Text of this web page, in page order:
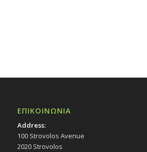
ΕΠΙΚΟΙΝΩΝΙΑ
Address:
100 Strovolos Avenue
2020 Strovolos